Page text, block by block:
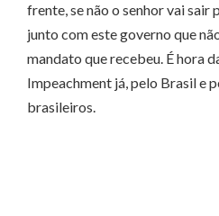
frente, se não o senhor vai sair
junto com este governo que
mandato que recebeu. É hora
Impeachment já, pelo Brasil e
brasileiros.